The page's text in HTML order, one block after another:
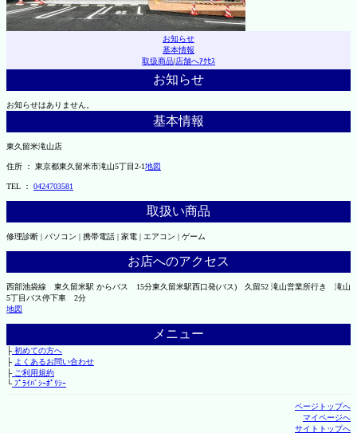
お知らせ
基本情報
取扱商品|店舗へｱｸｾｽ
お知らせ
お知らせはありません。
基本情報
東久留米滝山店
住所 ： 東京都東久留米市滝山5丁目2-1地図
TEL ： 0424703581
取扱い商品
修理診断 | パソコン | 携帯電話 | 家電 | エアコン | ゲーム
お店へのアクセス
西部池袋線 東久留米駅 からバス 15分東久留米駅西口発(バス) 久留52 滝山営業所行き 滝山
5丁目バス停下車 2分
地図
メニュー
├初めての方へ
├ よくあるお問い合わせ
├ご利用規約
└ﾌﾟﾗｲﾊﾞｼｰﾎﾟﾘｼｰ
ページトップへ
マイページへ
サイトトップへ